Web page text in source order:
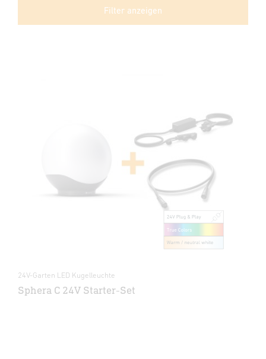
Filter anzeigen
24V-Garten LED Kugelleuchte
Sphera C 24V Starter-Set